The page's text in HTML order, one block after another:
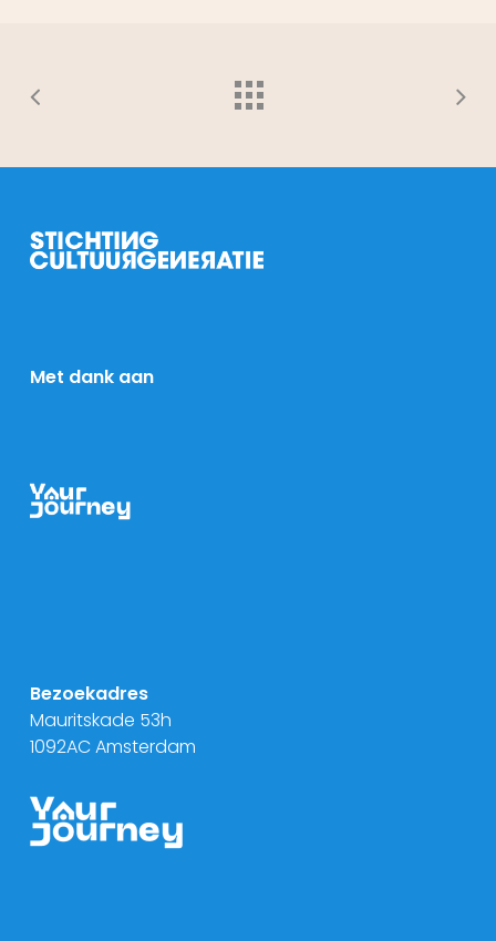
Met dank aan
Bezoekadres
Mauritskade 53h
1092AC Amsterdam